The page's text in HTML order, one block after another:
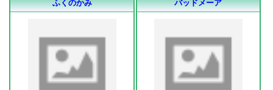
ふくのかみ バッドメーア